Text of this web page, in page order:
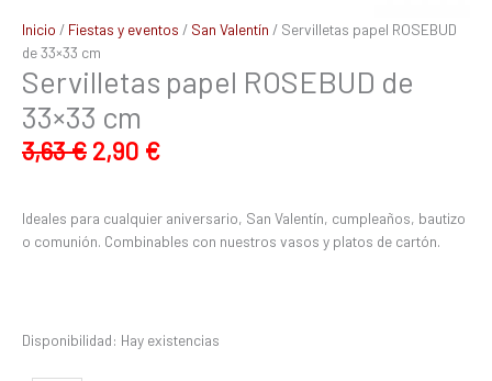
Inicio / Fiestas y eventos / San Valentín / Servilletas papel ROSEBUD
de 33×33 cm
Servilletas papel ROSEBUD de
33×33 cm
3,63€ 2,90 €
Ideales para cualquier aniversario, San Valentín, cumpleaños, bautizo
o comunión. Combinables con nuestros vasos y platos de cartón.
Disponibilidad: Hay existencias